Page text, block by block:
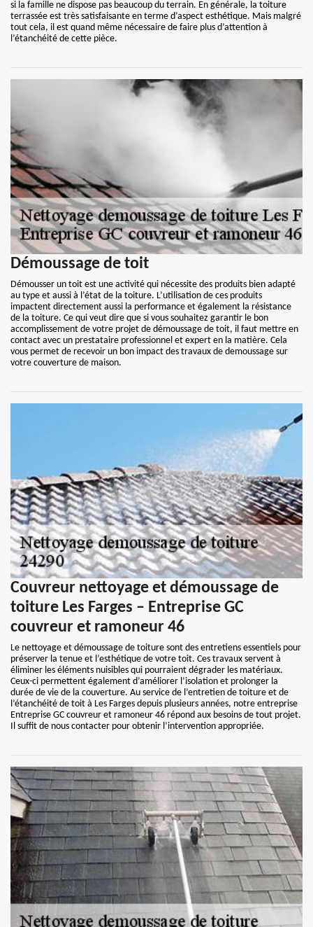
si la famille ne dispose pas beaucoup du terrain. En générale, la toiture
terrassée est très satisfaisante en terme d’aspect esthétique. Mais malgré
tout cela, il est quand même nécessaire de faire plus d’attention à
l’étanchéité de cette pièce.
Démoussage de toit
Démousser un toit est une activité qui nécessite des produits bien adapté
au type et aussi à l’état de la toiture. L’utilisation de ces produits
impactent directement aussi la performance et également la résistance
de la toiture. Ce qui veut dire que si vous souhaitez garantir le bon
accomplissement de votre projet de démoussage de toit, il faut mettre en
contact avec un prestataire professionnel et expert en la matière. Cela
vous permet de recevoir un bon impact des travaux de demoussage sur
votre couverture de maison.
Couvreur nettoyage et démoussage de
toiture Les Farges – Entreprise GC
couvreur et ramoneur 46
Le nettoyage et démoussage de toiture sont des entretiens essentiels pour
préserver la tenue et l’esthétique de votre toit. Ces travaux servent à
éliminer les éléments nuisibles qui pourraient dégrader les matériaux.
Ceux-ci permettent également d’améliorer l’isolation et prolonger la
durée de vie de la couverture. Au service de l’entretien de toiture et de
l’étanchéité de toit à Les Farges depuis plusieurs années, notre entreprise
Entreprise GC couvreur et ramoneur 46 répond aux besoins de tout projet.
Il suffit de nous contacter pour obtenir l’intervention appropriée.